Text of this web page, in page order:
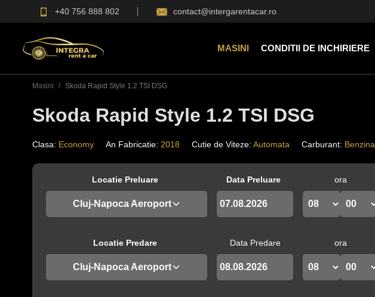
+40 756 888 802 contact@intergarentacar.ro
MASINI CONDITII DE INCHIRIERE
Masini Skoda Rapid Style 1.2 TSI DSG
Skoda Rapid Style 1.2 TSI DSG
Clasa: Economy An Fabricatie: 2018 Cutie de Viteze: Automata Carburant: Benzina
Locatie Preluare
Cluj-Napoca Aeroport
Data Preluare ora
Locatie Predare
Cluj-Napoca Aeroport
Data Predare ora